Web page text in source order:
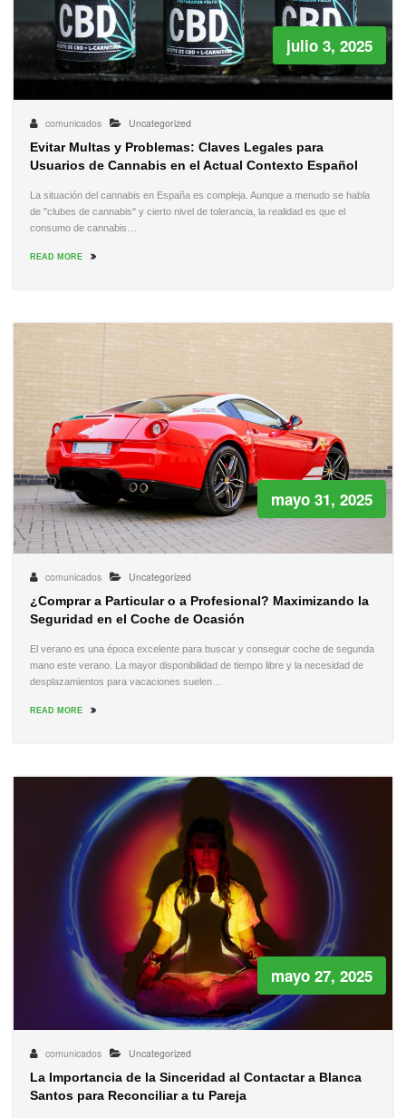
julio 3, 2025
comunicados
Uncategorized
Evitar Multas y Problemas: Claves Legales para
Usuarios de Cannabis en el Actual Contexto Español
La situación del cannabis en España es compleja. Aunque a menudo se habla
de "clubes de cannabis" y cierto nivel de tolerancia, la realidad es que el
consumo de cannabis…
READ MORE
mayo 31, 2025
comunicados
Uncategorized
¿Comprar a Particular o a Profesional? Maximizando la
Seguridad en el Coche de Ocasión
El verano es una época excelente para buscar y conseguir coche de segunda
mano este verano. La mayor disponibilidad de tiempo libre y la necesidad de
desplazamientos para vacaciones suelen…
READ MORE
mayo 27, 2025
comunicados
Uncategorized
La Importancia de la Sinceridad al Contactar a Blanca
Santos para Reconciliar a tu Pareja